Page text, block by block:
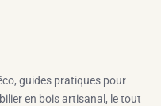
guides pratiques pour
en bois artisanal, le tout